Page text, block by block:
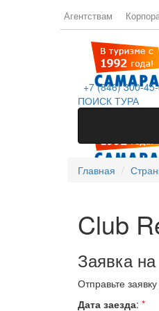
Агентствам
+7 (846) 300-
ПОИСК ТУРА
Главная
Club
Заявка
Отправьте
Дата заезда: *